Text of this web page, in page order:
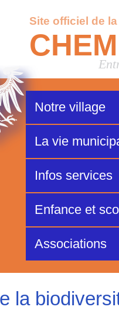
Site officiel de
Notre village
La vie
Infos services
Enfance et
Associations
la